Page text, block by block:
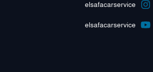
elsafacarservice
elsafacarservice